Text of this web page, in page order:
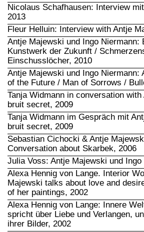
Nicolaus Schafhausen: Interview
2013
Fleur Helluin: Interview with Antje
Antje Majewski und Ingo Niermann:
Kunstwerk der Zukunft /
Einschusslöcher, 2010
Antje Majewski und Ingo Niermann:
of the Future / Man of Sorrows /
Tanja Widmann in conversation
bruit secret, 2009
Tanja Widmann im Gespräch mit
bruit secret, 2009
Sebastian Cichocki & Antje
Conversation about Skarbek, 2006
Julia Voss: Antje Majewski und
Alexa Hennig von Lange. Interior
Majewski talks about love and
of her paintings, 2002
Alexa Hennig von Lange: Innere
spricht über Liebe und Verlangen,
ihrer Bilder, 2002